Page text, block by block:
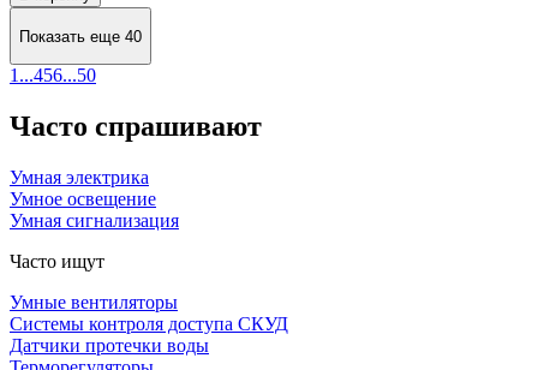
Показать еще 40
1 ...456...50
Часто спрашивают
Умная электрика
Умное освещение
Умная сигнализация
Часто ищут
Умные вентиляторы
Системы контроля доступа СКУД
Датчики протечки воды